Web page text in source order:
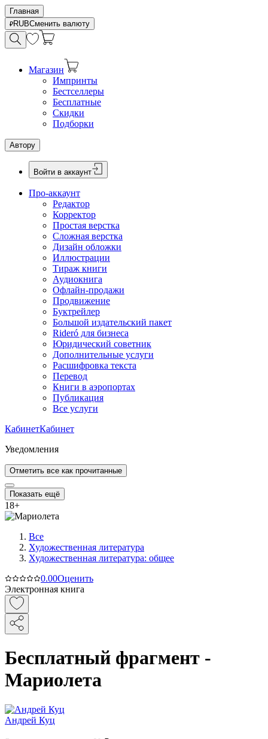
Главная
RUBСменить валюту
Магазин
Импринты
Бестселлеры
Бесплатные
Скидки
Подборки
Автору
Войти в аккаунт
Про-аккаунт
Редактор
Корректор
Простая верстка
Сложная верстка
Дизайн обложки
Иллюстрации
Тираж книги
Аудиокнига
Офлайн-продажи
Продвижение
Буктрейлер
Большой издательский пакет
Rideró для бизнеса
Юридический советник
Дополнительные услуги
Расшифровка текста
Перевод
Книги в аэропортах
Публикация
Все услуги
КабинетКабинет
Уведомления
Отметить все как прочитанные
Показать ещё
18+
Все
Художественная литература
Художественная литература: общее
0.00Оценить
Электронная книга
Бесплатный фрагмент -
Мариолета
Андрей Куц